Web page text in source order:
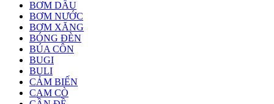
BƠM DẦU
BƠM NƯỚC
BƠM XĂNG
BÓNG ĐÈN
BÚA CÔN
BUGI
BULI
CẢM BIẾN
CAM CÒ